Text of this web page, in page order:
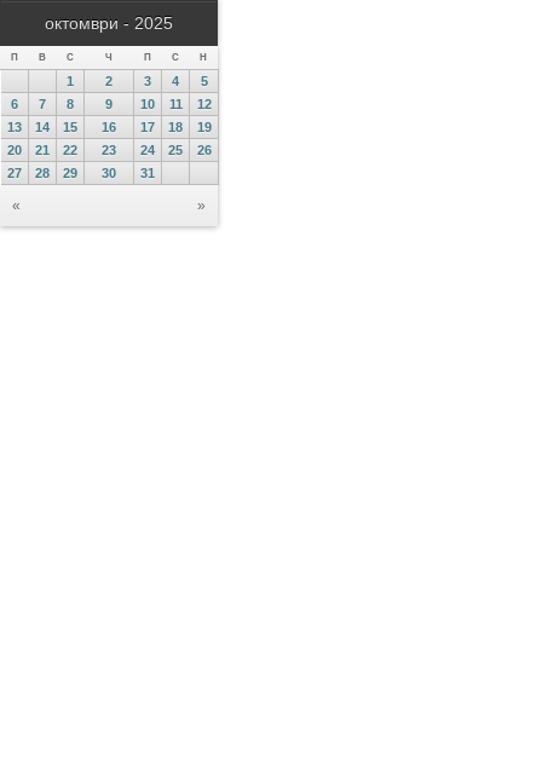
октомври - 2025
П В С Ч П С Н
« »
1 2 3 4
5
6
7 8 9 10 11
12
13
14 15 16 17 18
19
20
21 22 23 24 25
26
27
28 29 30 31